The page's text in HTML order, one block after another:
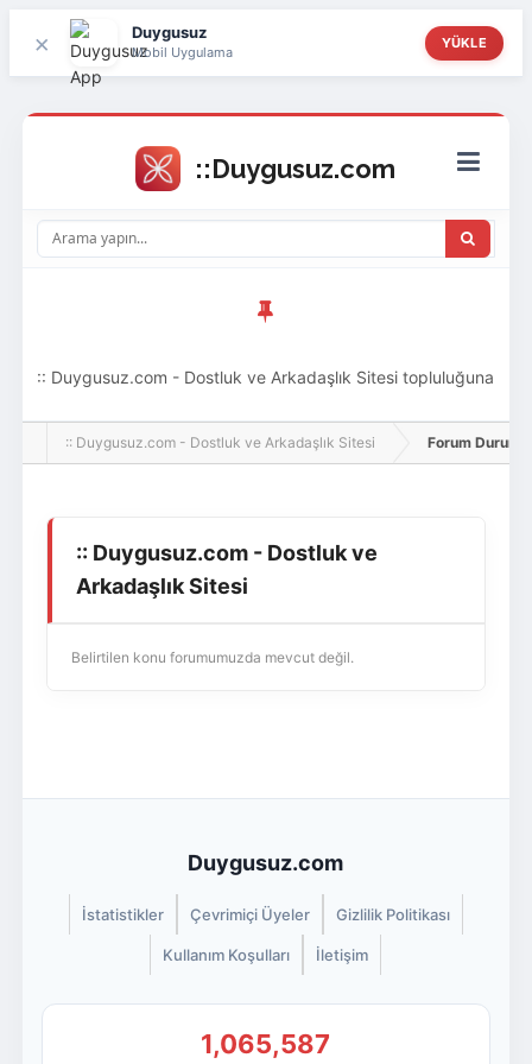
× Duygusuz
Mobil Uygulama
YÜKLE
Giriş Yap Üye Ol
:: Duygusuz.com - Dostluk ve Arkadaşlık Sitesi topluluğuna
hoş geldin ziyaretçi! Aramıza katılmak istersen kayıt
:: Duygusuz.com - Dostluk ve Arkadaşlık Sitesi Forum Durumu
:: Duygusuz.com - Dostluk ve
Arkadaşlık Sitesi
Belirtilen konu forumumuzda mevcut değil.
Duygusuz.com
İstatistikler Çevrimiçi Üyeler Gizlilik Politikası
Kullanım Koşulları İletişim
1,065,587